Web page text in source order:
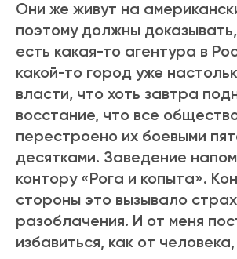
Они же живут на
поэтому должны
есть какая-то агентура в
какой-то город уже
власти, что хоть завтра
восстание, что все
перестроено их боевыми
десятками. Заведение
контору «Рога и копыта».
стороны это вызывало страх
разоблачения. И от меня
избавиться, как от